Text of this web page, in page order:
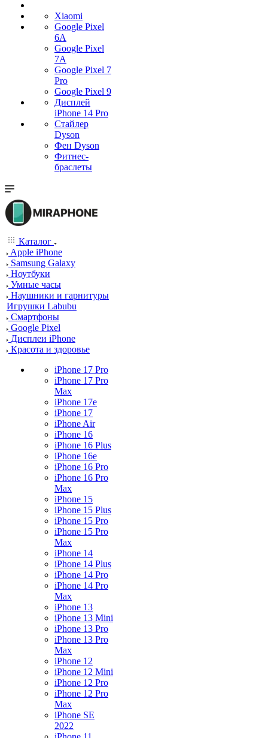
Xiaomi
Google Pixel
6A
Google Pixel
7А
Google Pixel 7
Pro
Google Pixel 9
Дисплей
iPhone 14 Pro
Стайлер
Dyson
Фен Dyson
Фитнес-
браслеты
Каталог
Apple iPhone
Samsung Galaxy
Ноутбуки
Умные часы
Наушники и гарнитуры
Игрушки Labubu
Смартфоны
Google Pixel
Дисплеи iPhone
Красота и здоровье
iPhone 17 Pro
iPhone 17 Pro
Max
iPhone 17e
iPhone 17
iPhone Air
iPhone 16
iPhone 16 Plus
iPhone 16e
iPhone 16 Pro
iPhone 16 Pro
Max
iPhone 15
iPhone 15 Plus
iPhone 15 Pro
iPhone 15 Pro
Max
iPhone 14
iPhone 14 Plus
iPhone 14 Pro
iPhone 14 Pro
Max
iPhone 13
iPhone 13 Mini
iPhone 13 Pro
iPhone 13 Pro
Max
iPhone 12
iPhone 12 Mini
iPhone 12 Pro
iPhone 12 Pro
Max
iPhone SE
2022